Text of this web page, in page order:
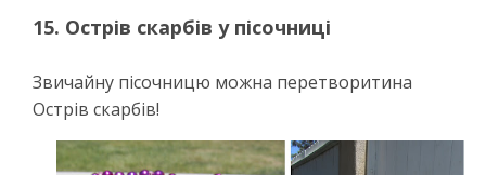
15. Острів скарбів у пісочниці
Звичайну пісочницю можна перетворитина
Острів скарбів!